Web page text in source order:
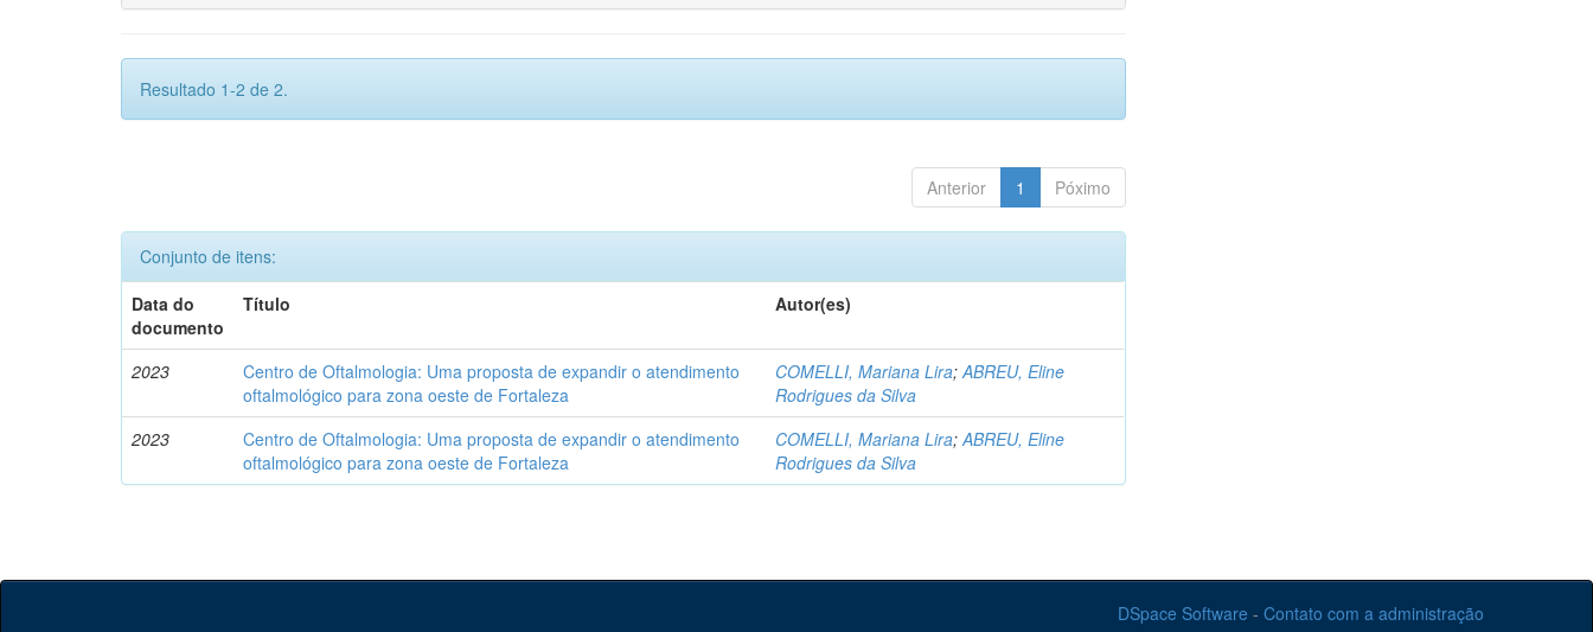
Resultado 1-2 de 2.
Anterior 1 Póximo
Conjunto de itens:
Data do
documento
Título Autor(es)
2023
Centro de Oftalmologia: Uma proposta de expandir o atendimento
oftalmológico para zona oeste de Fortaleza
COMELLI, Mariana Lira;ABREU, Eline
Rodrigues da Silva
2023
Centro de Oftalmologia: Uma proposta de expandir o atendimento
oftalmológico para zona oeste de Fortaleza
COMELLI, Mariana Lira;ABREU, Eline
Rodrigues da Silva
DSpace Software - Contato com a administração